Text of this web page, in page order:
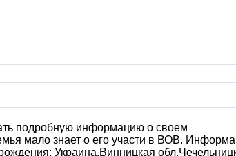
подробную информацию о своем
мало знает о его участи в ВОВ.
Украина.Винницкая